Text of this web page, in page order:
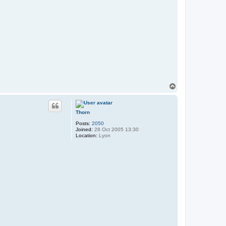
Thorn
Posts: 2050
Joined: 28 Oct 2005 13:30
Location: Lyon